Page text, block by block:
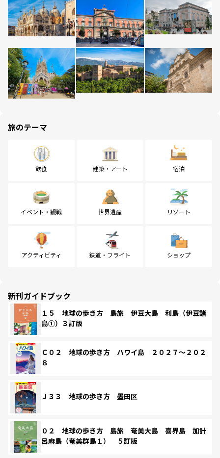
旅のテーマ
飲食 建築・アート 宿泊
イベント・観戦 世界遺産 リゾート
アクティビティ 鉄道・フライト ショップ
新刊ガイドブック
１５ 地球の歩き方 島旅 伊豆大島 利島（伊豆諸
島①）３訂版
Ｃ０２ 地球の歩き方 ハワイ島 ２０２７～２０２
８
Ｊ３３ 地球の歩き方 墨田区
０２ 地球の歩き方 島旅 奄美大島 喜界島 加計
呂麻島（奄美群島１） ５訂版